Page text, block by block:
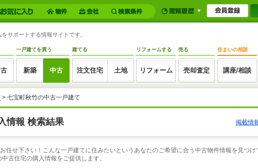
サポートする情報サイトです。
一戸建てを買う
新築 中古
建てる
注文住宅 土地
リフォームする
リフォーム
売る
売却査定
住まいの相談
講座/相談
> 七宝町秋竹の中古一戸建て
情報 検索結果 掲載情
せ下さい！こんな一戸建てに住みたいというあなたのご希望に合う中古物件情報を見つけ
古住宅の購入情報をご提供します。